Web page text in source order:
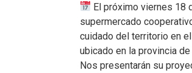
El próximo viernes 18
supermercado
cuidado del territorio en
ubicado en la provincia de
Nos presentarán su